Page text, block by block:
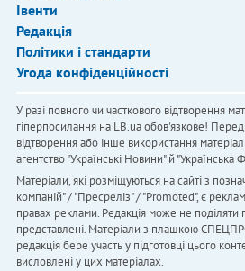
Івенти
Редакція
Політики і стандарти
Угода конфіденційності
У разі повного чи часткового відтворення
гіперпосилання на LB.ua обов'язкове!
відтворення або інше використання
агентство "Українськi Новини" й "Українська
Матеріали, які розміщуються на сайті з
компаній" / "Пресреліз" / "Promoted", є
правах реклами. Редакція може не поділяти
представлені. Матеріали з плашкою
редакція бере участь у підготовці цього
висловлені у цих матеріалах.